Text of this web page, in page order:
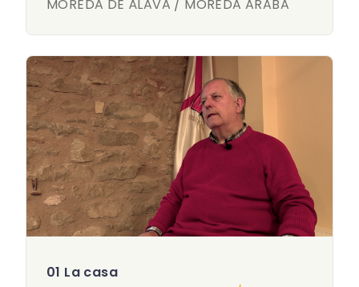
MOREDA DE ÁLAVA / MOREDA ARABA
01 La casa